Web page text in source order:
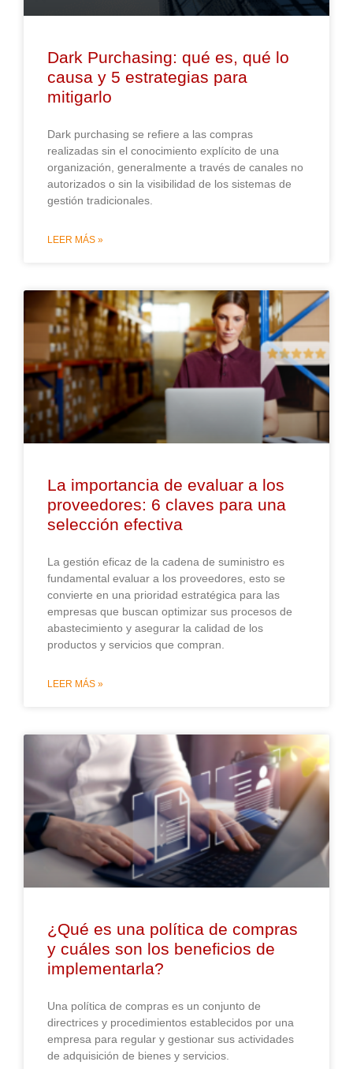
Dark Purchasing: qué es, qué lo
causa y 5 estrategias para
mitigarlo
Dark purchasing se refiere a las compras
realizadas sin el conocimiento explícito de una
organización, generalmente a través de canales no
autorizados o sin la visibilidad de los sistemas de
gestión tradicionales.
LEER MÁS »
La importancia de evaluar a los
proveedores: 6 claves para una
selección efectiva
La gestión eficaz de la cadena de suministro es
fundamental evaluar a los proveedores, esto se
convierte en una prioridad estratégica para las
empresas que buscan optimizar sus procesos de
abastecimiento y asegurar la calidad de los
productos y servicios que compran.
LEER MÁS »
¿Qué es una política de compras
y cuáles son los beneficios de
implementarla?
Una política de compras es un conjunto de
directrices y procedimientos establecidos por una
empresa para regular y gestionar sus actividades
de adquisición de bienes y servicios.